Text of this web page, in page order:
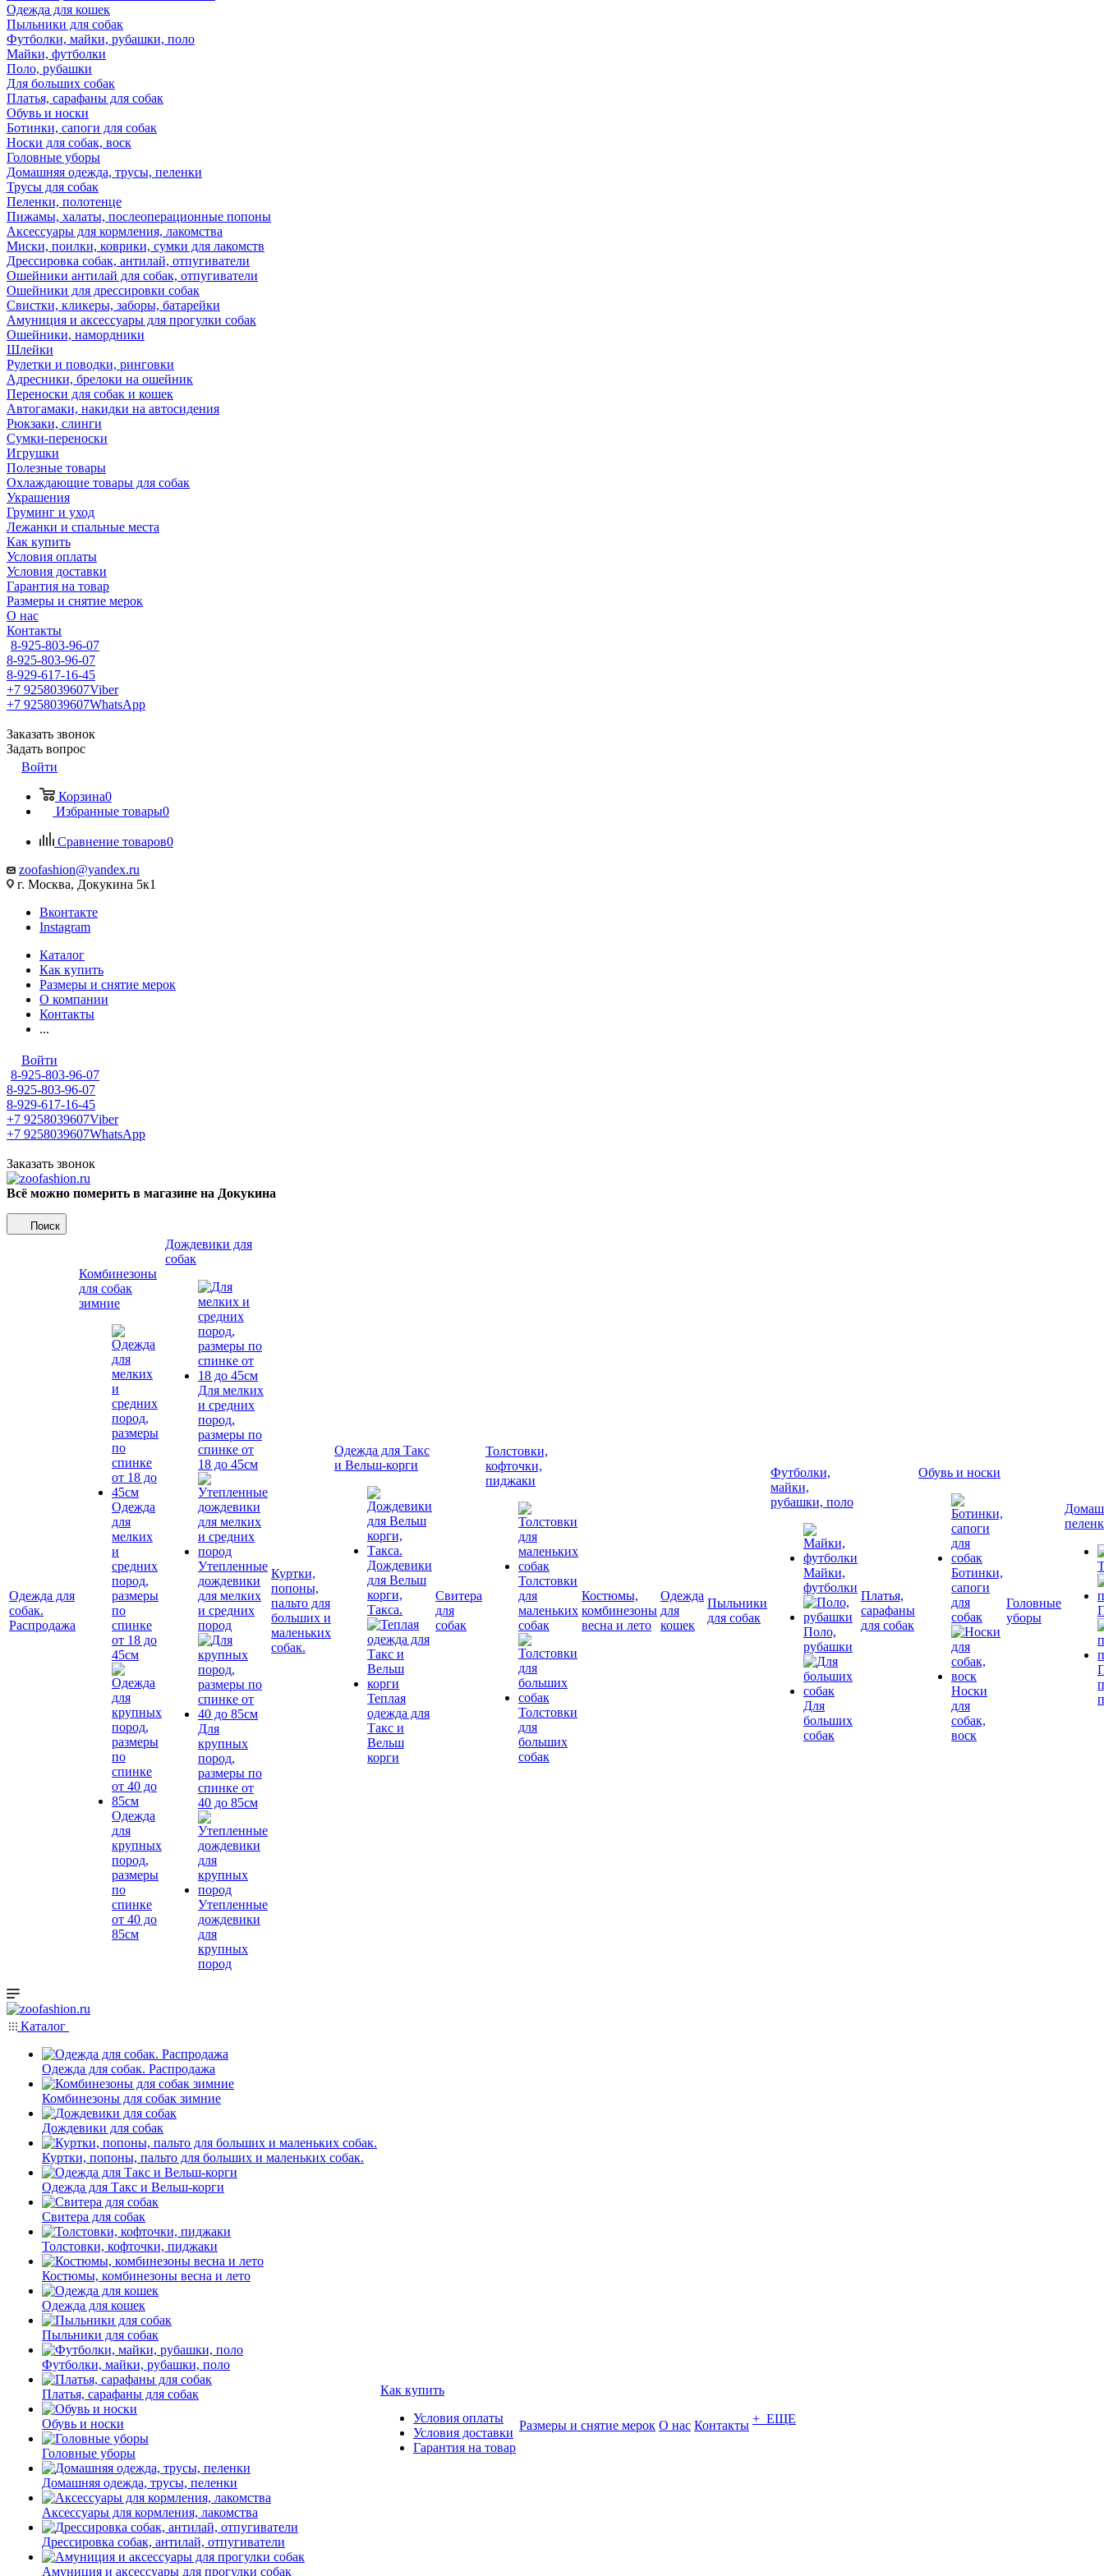
Одежда для кошек
Пыльники для собак
Футболки, майки, рубашки, поло
Майки, футболки
Поло, рубашки
Для больших собак
Платья, сарафаны для собак
Обувь и носки
Ботинки, сапоги для собак
Носки для собак, воск
Головные уборы
Домашняя одежда, трусы, пеленки
Трусы для собак
Пеленки, полотенце
Пижамы, халаты, послеоперационные попоны
Аксессуары для кормления, лакомства
Миски, поилки, коврики, сумки для лакомств
Дрессировка собак, антилай, отпугиватели
Ошейники антилай для собак, отпугиватели
Ошейники для дрессировки собак
Свистки, кликеры, заборы, батарейки
Амуниция и аксессуары для прогулки собак
Ошейники, намордники
Шлейки
Рулетки и поводки, ринговки
Адресники, брелоки на ошейник
Переноски для собак и кошек
Автогамаки, накидки на автосидения
Рюкзаки, слинги
Сумки-переноски
Игрушки
Полезные товары
Охлаждающие товары для собак
Украшения
Груминг и уход
Лежанки и спальные места
Как купить
Условия оплаты
Условия доставки
Гарантия на товар
Размеры и снятие мерок
О нас
Контакты
8-925-803-96-07
8-925-803-96-07
8-929-617-16-45
+7 9258039607Viber
+7 9258039607WhatsApp
Заказать звонок
Задать вопрос
Войти
Корзина0
Избранные товары0
Сравнение товаров0
zoofashion@yandex.ru
г. Москва, Докукина 5к1
Вконтакте
Instagram
Каталог
Как купить
Размеры и снятие мерок
О компании
Контакты
...
Войти
8-925-803-96-07
8-925-803-96-07
8-929-617-16-45
+7 9258039607Viber
+7 9258039607WhatsApp
Заказать звонок
Всё можно померить в магазине на Докукина
Поиск
Одежда для
собак.
Распродажа
Комбинезоны
для собак
зимние
Одежда
для
мелких
и
средних
пород,
размеры
по
спинке
от 18 до
45см
Одежда
для
крупных
пород,
размеры
по
спинке
от 40 до
85см
Дождевики для
собак
Для мелких
и средних
пород,
размеры по
спинке от
18 до 45см
Утепленные
дождевики
для мелких
и средних
пород
Для
крупных
пород,
размеры по
спинке от
40 до 85см
Утепленные
дождевики
для
крупных
пород
Куртки,
попоны,
пальто для
больших и
маленьких
собак.
Одежда для Такс
и Вельш-корги
Дождевики
для Вельш
корги,
Такса.
Теплая
одежда для
Такс и
Вельш
корги
Свитера
для
собак
Толстовки,
кофточки,
пиджаки
Толстовки
для
маленьких
собак
Толстовки
для
больших
собак
Костюмы,
комбинезоны
весна и лето
Одежда
для
кошек
Пыльники
для собак
Футболки,
майки,
рубашки, поло
Майки,
футболки
Поло,
рубашки
Для
больших
собак
Платья,
сарафаны
для собак
Обувь и носки
Ботинки,
сапоги
для
собак
Носки
для
собак,
воск
Головные
уборы
Каталог
Одежда для собак. Распродажа
Комбинезоны для собак зимние
Дождевики для собак
Куртки, попоны, пальто для больших и маленьких собак.
Одежда для Такс и Вельш-корги
Свитера для собак
Толстовки, кофточки, пиджаки
Костюмы, комбинезоны весна и лето
Одежда для кошек
Пыльники для собак
Футболки, майки, рубашки, поло
Платья, сарафаны для собак
Обувь и носки
Головные уборы
Домашняя одежда, трусы, пеленки
Аксессуары для кормления, лакомства
Дрессировка собак, антилай, отпугиватели
Амуниция и аксессуары для прогулки собак
Как купить
Условия оплаты
Условия доставки
Гарантия на товар
Размеры и снятие мерок О нас Контакты + ЕЩЕ